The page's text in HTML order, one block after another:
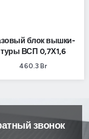
блок вышки-
туры ВСП 0,7Х1,6
460.3 Br
звонок